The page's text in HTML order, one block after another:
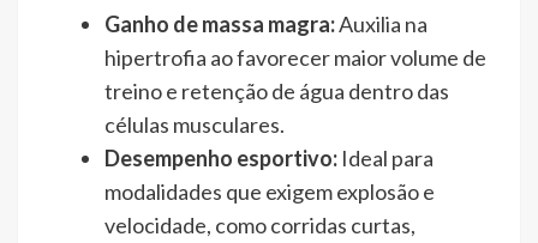
Ganho de massa magra:Auxilia na
hipertrofia ao favorecer maior volume de
treino e retenção de água dentro das
células musculares.
Desempenho esportivo: Ideal para
modalidades que exigem explosão e
velocidade, como corridas curtas,